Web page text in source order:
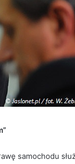
samochodu